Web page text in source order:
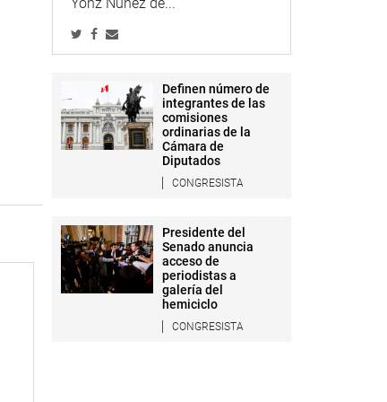
Definen número de
integrantes de las
comisiones
ordinarias de la
Cámara de
Diputados
CONGRESISTA
Presidente del
Senado anuncia
acceso de
periodistas a
galería del
hemiciclo
CONGRESISTA